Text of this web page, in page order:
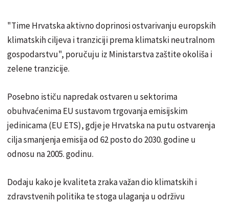
"Time Hrvatska aktivno doprinosi ostvarivanju europskih
klimatskih ciljeva i tranziciji prema klimatski neutralnom
gospodarstvu", poručuju iz Ministarstva zaštite okoliša i
zelene tranzicije.
Posebno ističu napredak ostvaren u sektorima
obuhvaćenima EU sustavom trgovanja emisijskim
jedinicama (EU ETS), gdje je Hrvatska na putu ostvarenja
cilja smanjenja emisija od 62 posto do 2030. godine u
odnosu na 2005. godinu.
Dodaju kako je kvaliteta zraka važan dio klimatskih i
zdravstvenih politika te stoga ulaganja u održivu